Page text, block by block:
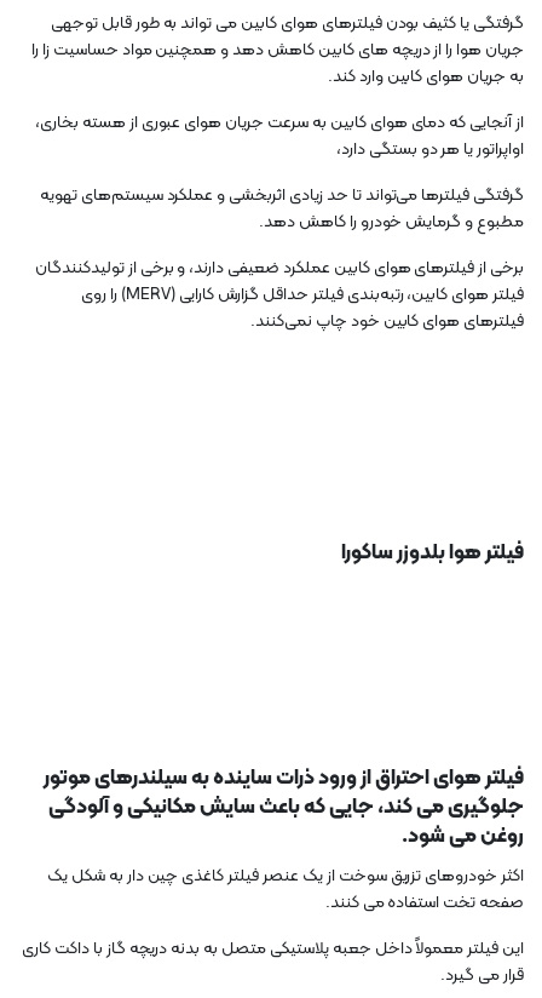
گرفتگی یا کثیف بودن فیلترهای هوای کابین می تواند به طور قابل توجهی
جریان هوا را از دریچه های کابین کاهش دهد و همچنین مواد حساسیت زا را
به جریان هوای کابین وارد کند.
از آنجایی که دمای هوای کابین به سرعت جریان هوای عبوری از هسته بخاری،
اواپراتور یا هر دو بستگی دارد،
گرفتگی فیلترها می‌تواند تا حد زیادی اثربخشی و عملکرد سیستم‌های تهویه
مطبوع و گرمایش خودرو را کاهش دهد.
برخی از فیلترهای هوای کابین عملکرد ضعیفی دارند، و برخی از تولیدکنندگان
فیلتر هوای کابین، رتبه‌بندی فیلتر حداقل گزارش کارایی (MERV) را روی
فیلترهای هوای کابین خود چاپ نمی‌کنند.
فیلتر هوا بلدوزر ساکورا
فیلتر هوای احتراق از ورود ذرات ساینده به سیلندرهای موتور
جلوگیری می کند، جایی که باعث سایش مکانیکی و آلودگی
روغن می شود.
اکثر خودروهای تزریق سوخت از یک عنصر فیلتر کاغذی چین دار به شکل یک
صفحه تخت استفاده می کنند.
این فیلتر معمولاً داخل جعبه پلاستیکی متصل به بدنه دریچه گاز با داکت کاری
قرار می گیرد.